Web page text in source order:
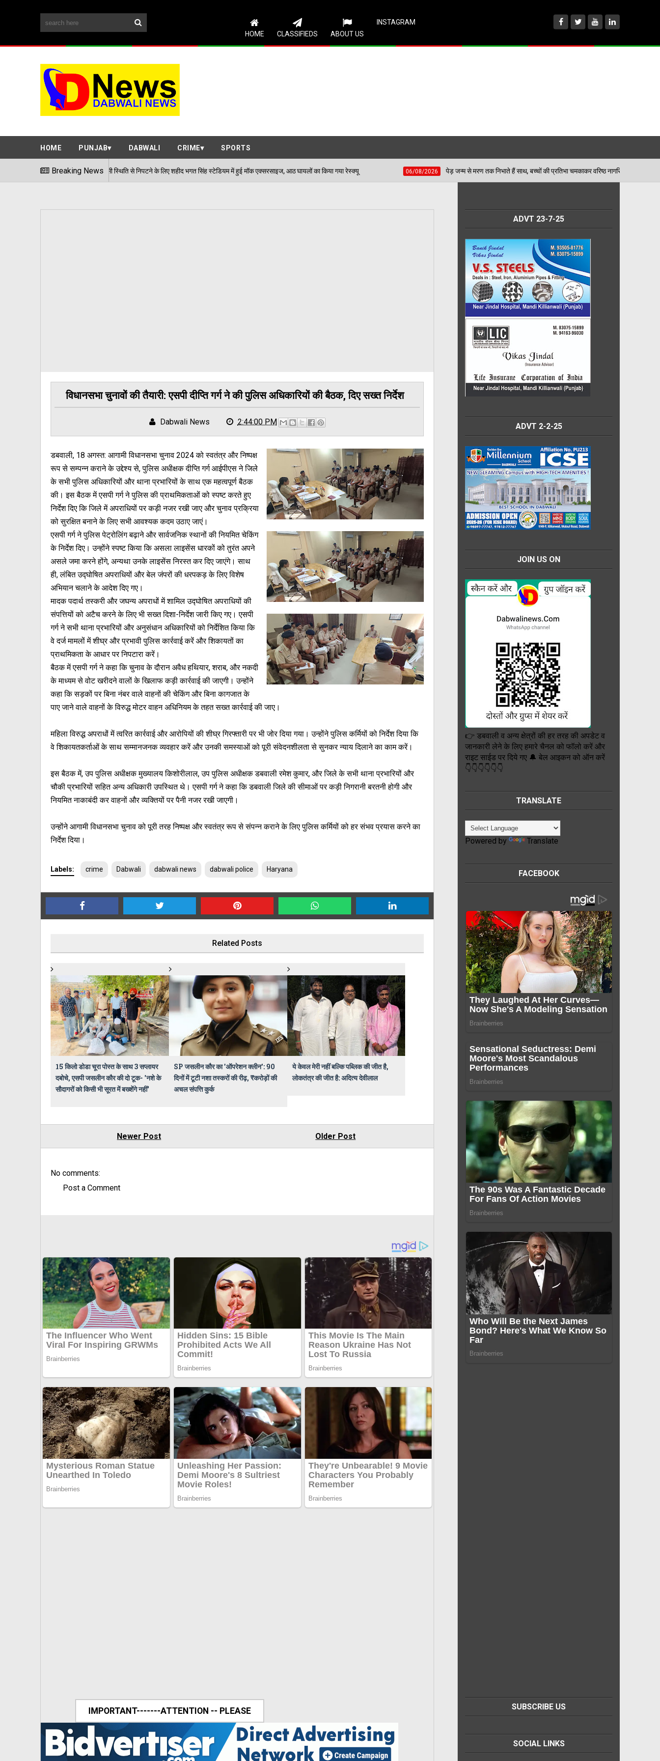
HOME CLASSIFIEDS ABOUT US
INSTAGRAM
HOME PUNJAB DABWALI CRIME SPORTS
Breaking News
हवाई हमले जैसी स्थिति से निपटने के लिए शहीद भगत सिंह स्टेडियम में हुई मॉक एक्सरसाइज, आठ घायलों का किया गया रेस्क्यू 06/08/2026 पेड़ जन्म से मरण तक निभाते हैं साथ, बच्चों की प्रतिभा चमकाकर वरिष्ठ नागरिकों ने दिया पर्यावरण संरक्षण का संदेश
विधानसभा चुनावों की तैयारी: एसपी दीप्ति गर्ग ने की पुलिस अधिकारियों की बैठक, दिए सख्त निर्देश
Dabwali News 2:44:00 PM
डबवाली, 18 अगस्त: आगामी विधानसभा चुनाव 2024 को स्वतंत्र और निष्पक्ष
रूप से सम्पन्न कराने के उद्देश्य से, पुलिस अधीक्षक दीप्ति गर्ग आईपीएस ने जिले
के सभी पुलिस अधिकारियों और थाना प्रभारियों के साथ एक महत्वपूर्ण बैठक
की। इस बैठक में एसपी गर्ग ने पुलिस की प्राथमिकताओं को स्पष्ट करते हुए
निर्देश दिए कि जिले में अपराधियों पर कड़ी नजर रखी जाए और चुनाव प्रक्रिया
को सुरक्षित बनाने के लिए सभी आवश्यक कदम उठाए जाएं।
एसपी गर्ग ने पुलिस पेट्रोलिंग बढ़ाने और सार्वजनिक स्थानों की नियमित चेकिंग
के निर्देश दिए। उन्होंने स्पष्ट किया कि असला लाइसेंस धारकों को तुरंत अपने
असले जमा करने होंगे, अन्यथा उनके लाइसेंस निरस्त कर दिए जाएंगे। साथ
ही, लंबित उद्घोषित अपराधियों और बेल जंपरों की धरपकड़ के लिए विशेष
अभियान चलाने के आदेश दिए गए।
मादक पदार्थ तस्करी और जघन्य अपराधों में शामिल उद्घोषित अपराधियों की
संपत्तियों को अटैच करने के लिए भी सख्त दिशा-निर्देश जारी किए गए। एसपी
गर्ग ने सभी थाना प्रभारियों और अनुसंधान अधिकारियों को निर्देशित किया कि
वे दर्ज मामलों में शीघ्र और प्रभावी पुलिस कार्रवाई करें और शिकायतों का
प्राथमिकता के आधार पर निपटारा करें।
बैठक में एसपी गर्ग ने कहा कि चुनाव के दौरान अवैध हथियार, शराब, और नकदी
के माध्यम से वोट खरीदने वालों के खिलाफ कड़ी कार्रवाई की जाएगी। उन्होंने
कहा कि सड़कों पर बिना नंबर वाले वाहनों की चेकिंग और बिना कागजात के
पाए जाने वाले वाहनों के विरुद्ध मोटर वाहन अधिनियम के तहत सख्त कार्रवाई की जाए।
महिला विरुद्ध अपराधों में त्वरित कार्रवाई और आरोपियों की शीघ्र गिरफ्तारी पर भी जोर दिया गया। उन्होंने पुलिस कर्मियों को निर्देश दिया कि
वे शिकायतकर्ताओं के साथ सम्मानजनक व्यवहार करें और उनकी समस्याओं को पूरी संवेदनशीलता से सुनकर न्याय दिलाने का काम करें।
इस बैठक में, उप पुलिस अधीक्षक मुख्यालय किशोरीलाल, उप पुलिस अधीक्षक डबवाली रमेश कुमार, और जिले के सभी थाना प्रभारियों और
चौकी प्रभारियों सहित अन्य अधिकारी उपस्थित थे। एसपी गर्ग ने कहा कि डबवाली जिले की सीमाओं पर कड़ी निगरानी बरतनी होगी और
नियमित नाकाबंदी कर वाहनों और व्यक्तियों पर पैनी नजर रखी जाएगी।
उन्होंने आगामी विधानसभा चुनाव को पूरी तरह निष्पक्ष और स्वतंत्र रूप से संपन्न कराने के लिए पुलिस कर्मियों को हर संभव प्रयास करने का
निर्देश दिया।
Labels: crime Dabwali dabwali news dabwali police Haryana
Related Posts
15 किलो डोडा चूरा पोस्त के साथ 3 सप्लायर
दबोचे, एसपी जसलीन कौर की दो टूक- 'नशे के
सौदागरों को किसी भी सूरत में बख्शेंगे नहीं'
SP जसलीन कौर का 'ऑपरेशन क्लीन': 90
दिनों में टूटी नशा तस्करों की रीढ़, ₹करोड़ों की
अचल संपत्ति कुर्क
ये केवल मेरी नहीं बल्कि पब्लिक की जीत है,
लोकतंत्र की जीत है: अदित्य देवीलाल
Newer Post Older Post
No comments:
Post a Comment
IMPORTANT-------ATTENTION -- PLEASE
ADVT 23-7-25
ADVT 2-2-25
JOIN US ON
👉 डबवाली व अन्य क्षेत्रों की हर तरह की अपडेट व
जानकारी लेने के लिए हमारे चैनल को फॉलो करें और
राइट साईड पर दिये गए 🔔 बेल आइकन को ऑन करें
👇👇👇👇👇👇
TRANSLATE
Powered by Translate
FACEBOOK
SUBSCRIBE US
SOCIAL LINKS